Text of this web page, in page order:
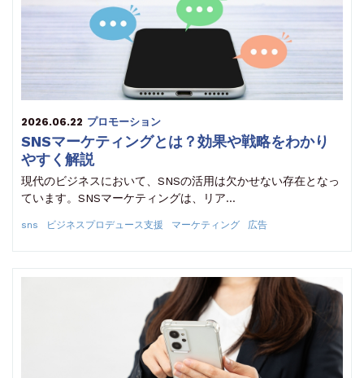
2026.06.22 プロモーション
SNSマーケティングとは？効果や戦略をわかり
やすく解説
現代のビジネスにおいて、SNSの活用は欠かせない存在となっ
ています。SNSマーケティングは、リア…
sns ビジネスプロデュース支援 マーケティング 広告